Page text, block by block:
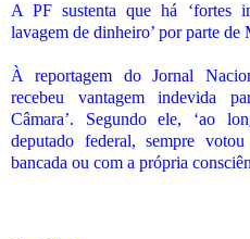
A PF sustenta que há ‘fortes
lavagem de dinheiro’ por parte de
À reportagem do Jornal
recebeu vantagem indevida
Câmara’. Segundo ele, ‘ao
deputado federal, sempre
bancada ou com a própria